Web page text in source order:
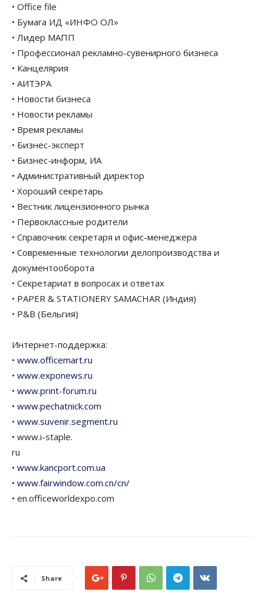
• Office file
• Бумага ИД «ИНФО ОЛ»
• Лидер МАПП
• Профессионал рекламно-сувенирного бизнеса
• Канцелярия
• АИТЭРА
• Новости бизнеса
• Новости рекламы
• Время рекламы
• Бизнес-эксперт
• Бизнес-информ, ИА
• Административный директор
• Хороший секретарь
• Вестник лицензионного рынка
• Первоклассные родители
• Справочник секретаря и офис-менеджера
• Современные технологии делопроизводства и
документооборота
• Секретариат в вопросах и ответах
• PAPER & STATIONERY SAMACHAR (Индия)
• P&B (Бельгия)
Интернет-поддержка:
• www.officemart.ru
• www.exponews.ru
• www.print-forum.ru
• www.pechatnick.com
• www.suvenir.segment.ru
• www.i-staple.
ru
• www.kancport.com.ua
• www.fairwindow.com.cn/cn/
• en.officeworldexpo.com
Share